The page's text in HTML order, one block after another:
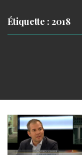
Étiquette : 2018